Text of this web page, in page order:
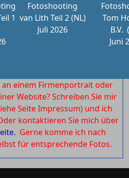
1
Fotoshooting
van Lith Teil 2 (NL)
Juli 2026
Tom
B.V.
Juni
an einem Firmenportrait oder
Website? Schreiben Sie mir
Seite Impressum) und ich
kontaktieren Sie mich über
Gerne komme ich nach
für entsprechende Fotos.